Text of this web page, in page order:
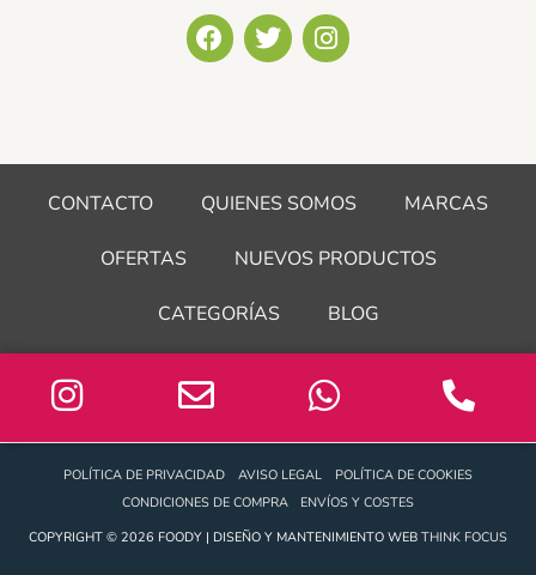
F
a
o
k
T
w
e
I
n
g
a
CONTACTO QUIENES SOMOS MARCAS
OFERTAS NUEVOS PRODUCTOS
CATEGORÍAS BLOG
POLÍTICA DE PRIVACIDAD AVISO LEGAL
POLÍTICA DE COOKIES
CONDICIONES DE COMPRA
ENVÍOS Y COSTES
COPYRIGHT © 2026 FOODY | DISEÑO Y MANTENIMIENTO WEB THINK FOCUS